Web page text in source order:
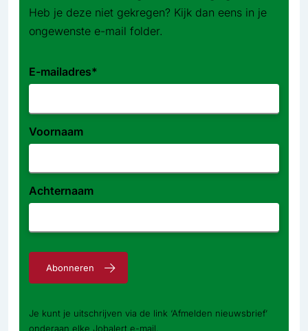
Heb je deze niet gekregen? Kijk dan eens in je
ongewenste e-mail folder.
E-mailadres*
Voornaam
Achternaam
Abonneren
Je kunt je uitschrijven via de link ‘Afmelden nieuwsbrief’
onderaan elke Jobalert e-mail.